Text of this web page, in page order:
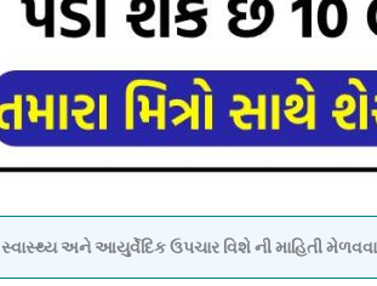
સ્વાસ્થ્ય અને આયુર્વેદિક ઉપચાર વિશે ની માહિતી